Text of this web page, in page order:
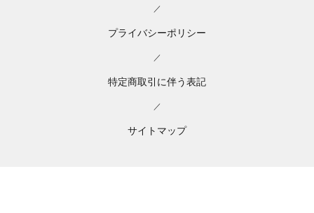
／
プライバシーポリシー
／
特定商取引に伴う表記
／
サイトマップ